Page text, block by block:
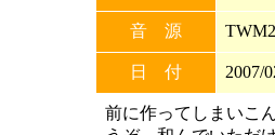
音 源
日 付 2007/
前に作ってしまいこ